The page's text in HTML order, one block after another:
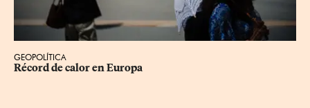
GEOPOLÍTICA
Récord de calor en Europa